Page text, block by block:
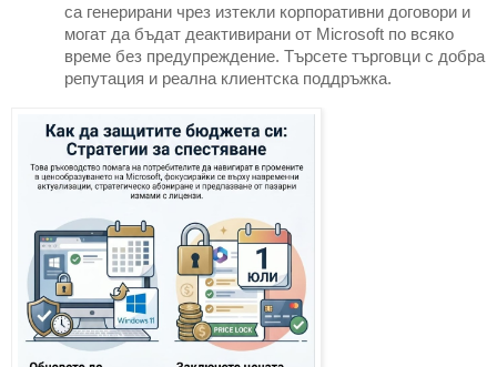
са генерирани чрез изтекли корпоративни договори и
могат да бъдат деактивирани от Microsoft по всяко
време без предупреждение. Търсете търговци с добра
репутация и реална клиентска поддръжка.